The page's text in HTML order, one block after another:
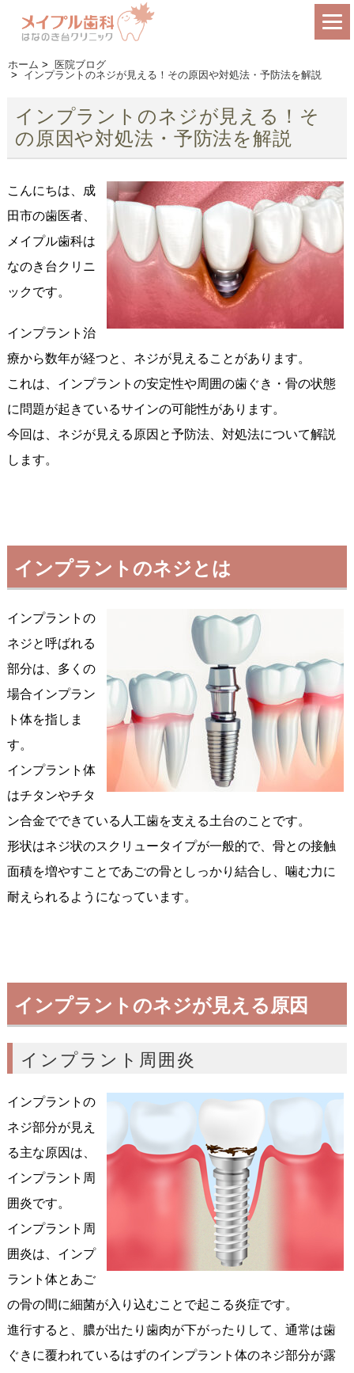
ホーム > 医院ブログ
> インプラントのネジが見える！その原因や対処法・予防法を解説
インプラントのネジが見える！そ
の原因や対処法・予防法を解説
こんにちは、成
田市の歯医者、
メイプル歯科は
なのき台クリニ
ックです。
インプラント治
療から数年が経つと、ネジが見えることがあります。
これは、インプラントの安定性や周囲の歯ぐき・骨の状態
に問題が起きているサインの可能性があります。
今回は、ネジが見える原因と予防法、対処法について解説
します。
インプラントのネジとは
インプラントの
ネジと呼ばれる
部分は、多くの
場合インプラン
ト体を指しま
す。
インプラント体
はチタンやチタ
ン合金でできている人工歯を支える土台のことです。
形状はネジ状のスクリュータイプが一般的で、骨との接触
面積を増やすことであごの骨としっかり結合し、噛む力に
耐えられるようになっています。
インプラントのネジが見える原因
インプラント周囲炎
インプラントの
ネジ部分が見え
る主な原因は、
インプラント周
囲炎です。
インプラント周
囲炎は、インプ
ラント体とあご
の骨の間に細菌が入り込むことで起こる炎症です。
進行すると、膿が出たり歯肉が下がったりして、通常は歯
ぐきに覆われているはずのインプラント体のネジ部分が露